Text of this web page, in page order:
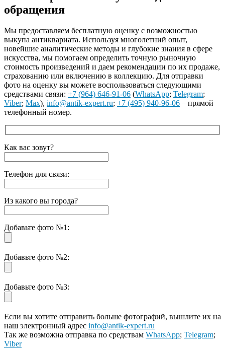
обращения
Мы предоставляем бесплатную оценку с возможностью
выкупа антиквариата. Используя многолетний опыт,
новейшие аналитические методы и глубокие знания в сфере
искусства, мы помогаем определить точную рыночную
стоимость произведений и даем рекомендации по их продаже,
страхованию или включению в коллекцию. Для отправки
фото на оценку вы можете воспользоваться следующими
средствами связи: +7 (964) 646-91-06 (WhatsApp; Telegram;
Viber; Max), info@antik-expert.ru; +7 (495) 940-96-06 – прямой
телефонный номер.
Как вас зовут?
Телефон для связи:
Из какого вы города?
Добавьте фото №1:
Добавьте фото №2:
Добавьте фото №3:
Если вы хотите отправить больше фотографий, вышлите их на
наш электронный адрес info@antik-expert.ru
Так же возможна отправка по средствам WhatsApp; Telegram;
Viber